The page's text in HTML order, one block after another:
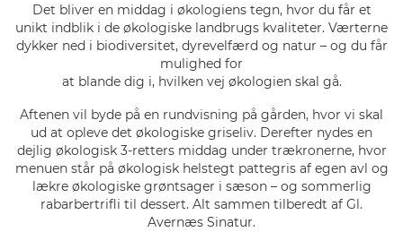
Det bliver en middag i økologiens tegn, hvor du får et
unikt indblik i de økologiske landbrugs kvaliteter. Værterne
dykker ned i biodiversitet, dyrevelfærd og natur – og du får
mulighed for
at blande dig i, hvilken vej økologien skal gå.
Aftenen vil byde på en rundvisning på gården, hvor vi skal
ud at opleve det økologiske griseliv. Derefter nydes en
dejlig økologisk 3-retters middag under trækronerne, hvor
menuen står på økologisk helstegt pattegris af egen avl og
lækre økologiske grøntsager i sæson – og sommerlig
rabarbertrifli til dessert. Alt sammen tilberedt af Gl.
Avernæs Sinatur.